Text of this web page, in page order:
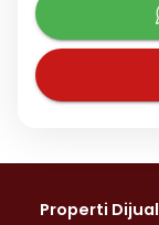
Properti Dijual